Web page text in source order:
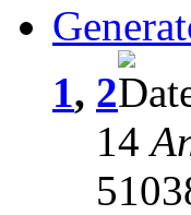
1, 2
14